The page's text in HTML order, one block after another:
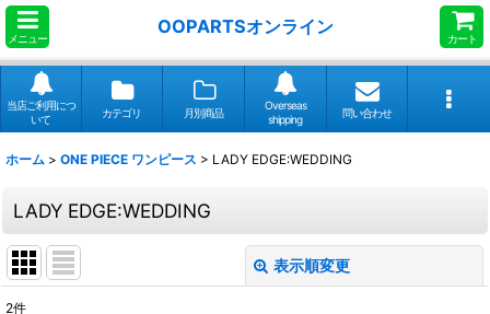
メニュー
OOPARTSオンライン
カート
当店ご利用につ
いて
カテゴリ 月別商品
Overseas
shipping
問い合わせ
ホーム > ONE PIECE ワンピース > LADY EDGE:WEDDING
LADY EDGE:WEDDING
表示順変更
2件